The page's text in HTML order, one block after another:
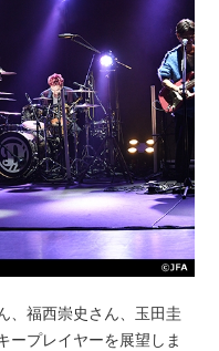
、福西崇史さん、玉田圭
ープレイヤーを展望しま